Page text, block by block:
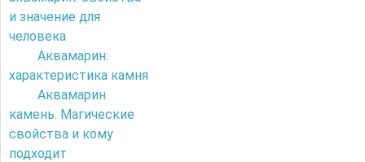
и значение для
человека
Аквамарин:
характеристика камня
Аквамарин
камень. Магические
свойства и кому
подходит